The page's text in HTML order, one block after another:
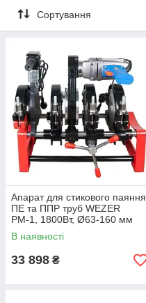
Сортування
Апарат для стикового паяння
ПЕ та ППР труб WEZER
РМ-1, 1800Вт, Ø63-160 мм
В наявності
33 898 ₴